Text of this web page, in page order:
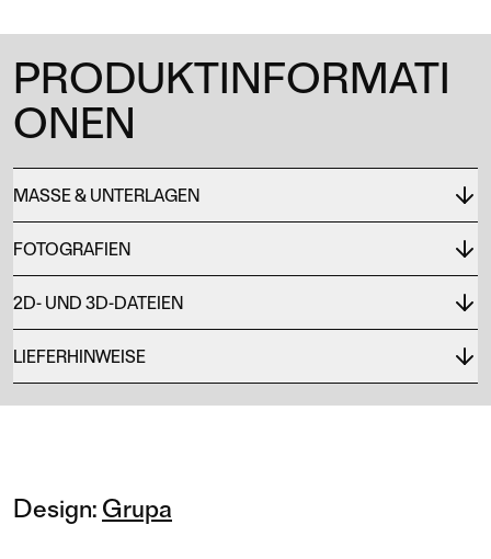
PRODUKTINFORMATI
ONEN
MASSE & UNTERLAGEN
FOTOGRAFIEN
2D- UND 3D-DATEIEN
LIEFERHINWEISE
Design: Grupa